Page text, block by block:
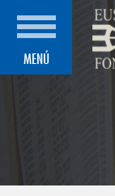
MENÚ